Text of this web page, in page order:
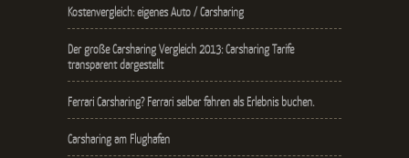
Kostenvergleich: eigenes Auto / Carsharing
Der große Carsharing Vergleich 2013: Carsharing Tarife
transparent dargestellt
Ferrari Carsharing? Ferrari selber fahren als Erlebnis buchen.
Carsharing am Flughafen